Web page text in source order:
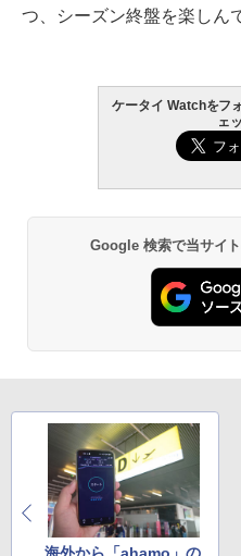
つ、シーズン終盤を楽しん
ケータイ Watchをフ
ェ
Google 検索で当サイ
海外から「ahamo」の